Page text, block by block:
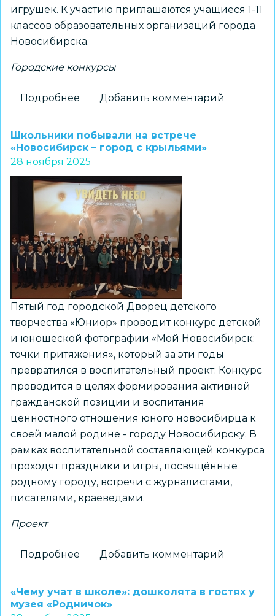
игрушек. К участию приглашаются учащиеся 1-11
классов образовательных организаций города
Новосибирска.
Городские конкурсы
Подробнее
прием
работ
на
окружной
конкурс
новогодних
игрушек
Добавить комментарий
Школьники побывали на встрече
«Новосибирск – город с крыльями»
28 ноября 2025
Пятый год городской Дворец детского
творчества «Юниор» проводит конкурс детской
и юношеской фотографии «Мой Новосибирск:
точки притяжения», который за эти годы
превратился в воспитательный проект. Конкурс
проводится в целях формирования активной
гражданской позиции и воспитания
ценностного отношения юного новосибирца к
своей малой родине - городу Новосибирску. В
рамках воспитательной составляющей конкурса
проходят праздники и игры, посвящённые
родному городу, встречи с журналистами,
писателями, краеведами.
Проект
Подробнее
на
Добавить комментарий
«Чему учат в школе»: дошколята в гостях у
музея «Родничок»